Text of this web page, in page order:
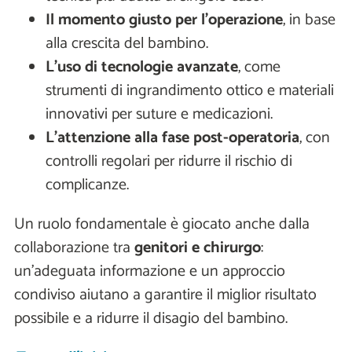
Il momento giusto per l’operazione, in base
alla crescita del bambino.
L’uso di tecnologie avanzate, come
strumenti di ingrandimento ottico e materiali
innovativi per suture e medicazioni.
L’attenzione alla fase post-operatoria, con
controlli regolari per ridurre il rischio di
complicanze.
Un ruolo fondamentale è giocato anche dalla
collaborazione tragenitori e chirurgo:
un’adeguata informazione e un approccio
condiviso aiutano a garantire il miglior risultato
possibile e a ridurre il disagio del bambino.